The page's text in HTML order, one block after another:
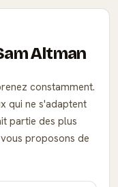
Altman
constamment.
qui ne s'adaptent
partie des plus
proposons de